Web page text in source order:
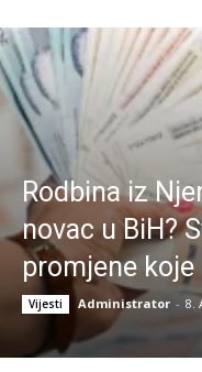
Rodbina iz
novac u BiH?
promjene
Vijesti Administrator - 8.